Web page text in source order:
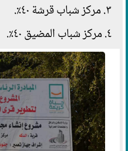
٣. مركز شباب قرشة ٤٠٪.
٤. مركز شباب المضيق ٤٠٪.